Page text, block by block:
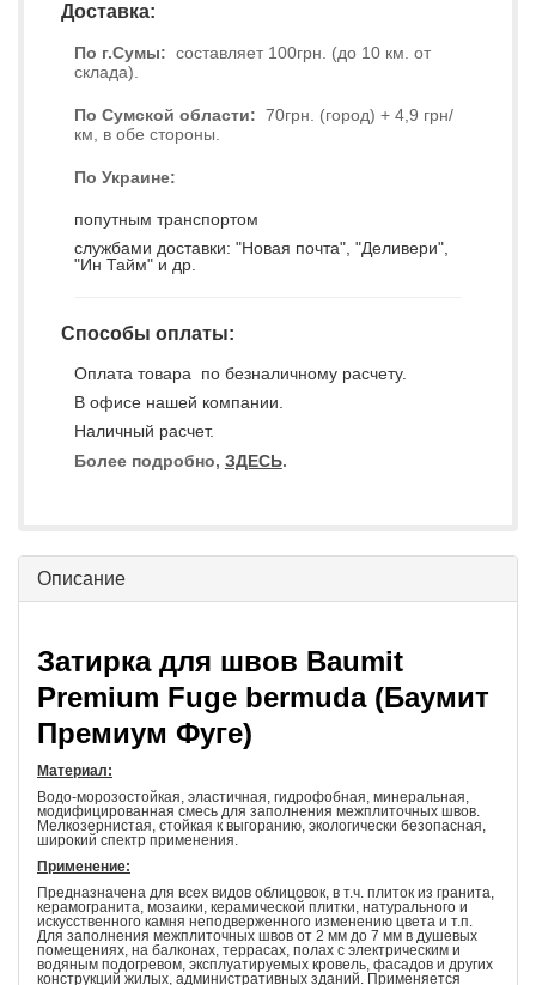
Доставка:
По г.Сумы: составляет 100грн. (до 10 км. от
склада).
По Сумской области: 70грн. (город) + 4,9 грн/
км, в обе стороны.
По Украине:
попутным транспортом
службами доставки: "Новая почта", "Деливери",
"Ин Тайм" и др.
Способы оплаты:
Оплата товара по безналичному расчету.
В офисе нашей компании.
Наличный расчет.
Более подробно, ЗДЕСЬ.
Описание
Затирка для швов Baumit
Premium Fuge bermuda (Баумит
Премиум Фуге)
Материал:
Водо-морозостойкая, эластичная, гидрофобная, минеральная,
модифицированная смесь для заполнения межплиточных швов.
Мелкозернистая, стойкая к выгоранию, экологически безопасная,
широкий спектр применения.
Применение:
Предназначена для всех видов облицовок, в т.ч. плиток из гранита,
керамогранита, мозаики, керамической плитки, натурального и
искусственного камня неподверженного изменению цвета и т.п.
Для заполнения межплиточных швов от 2 мм до 7 мм в душевых
помещениях, на балконах, террасах, полах с электрическим и
водяным подогревом, эксплуатируемых кровель, фасадов и других
конструкций жилых, административных зданий. Применяется